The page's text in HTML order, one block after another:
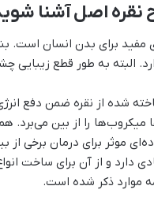
نقره اصل آشنا
البته به طور قطع
شده از نقره ضمن دفع
میکروب‌ها را از بین
موثر برای درمان برخی
دارد و از آن برای ساخت
موارد ذکر شده است.